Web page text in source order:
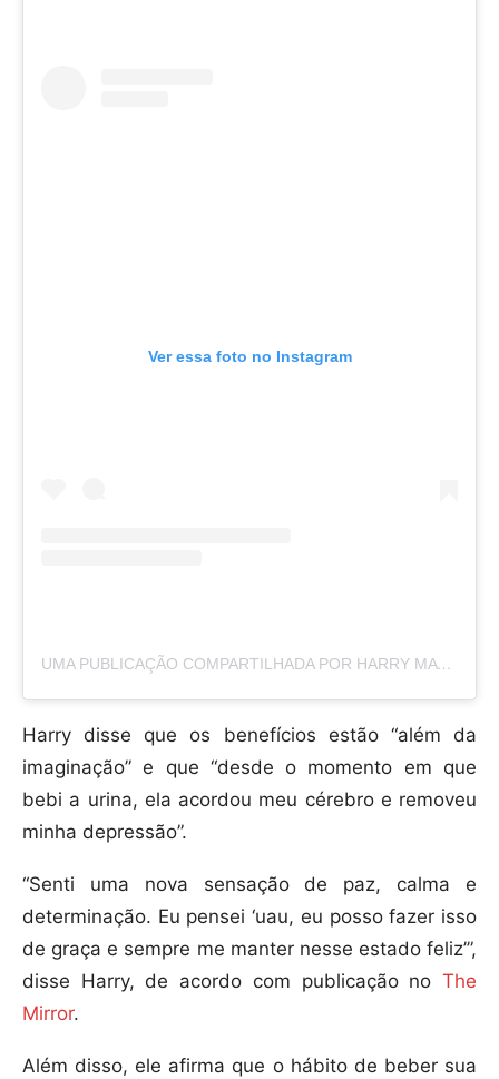
Ver essa foto no Instagram
UMA PUBLICAÇÃO COMPARTILHADA POR HARRY MATADEEN (@HOLISTICHEALTHWITHHARRY)
Harry disse que os benefícios estão “além da
imaginação” e que “desde o momento em que
bebi a urina, ela acordou meu cérebro e removeu
minha depressão”.
“Senti uma nova sensação de paz, calma e
determinação. Eu pensei ‘uau, eu posso fazer isso
de graça e sempre me manter nesse estado feliz’”,
disse Harry, de acordo com publicação no The
Mirror.
Além disso, ele afirma que o hábito de beber sua